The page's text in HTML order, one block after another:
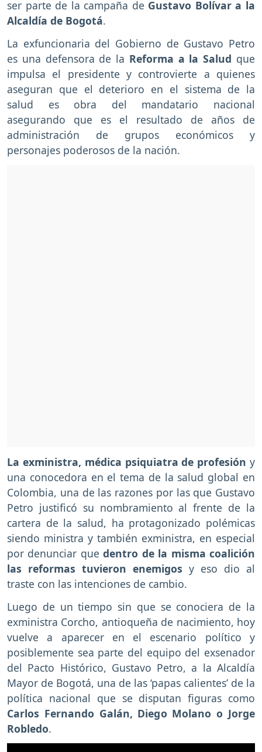
ser parte de la campaña de Gustavo Bolívar a la
Alcaldía de Bogotá.
La exfuncionaria del Gobierno de Gustavo Petro
es una defensora de la Reforma a la Salud que
impulsa el presidente y controvierte a quienes
aseguran que el deterioro en el sistema de la
salud es obra del mandatario nacional
asegurando que es el resultado de años de
administración de grupos económicos y
personajes poderosos de la nación.
La exministra, médica psiquiatra de profesión y
una conocedora en el tema de la salud global en
Colombia, una de las razones por las que Gustavo
Petro justificó su nombramiento al frente de la
cartera de la salud, ha protagonizado polémicas
siendo ministra y también exministra, en especial
por denunciar quedentro de la misma coalición
las reformas tuvieron enemigos y eso dio al
traste con las intenciones de cambio.
Luego de un tiempo sin que se conociera de la
exministra Corcho, antioqueña de nacimiento, hoy
vuelve a aparecer en el escenario político y
posiblemente sea parte del equipo del exsenador
del Pacto Histórico, Gustavo Petro, a la Alcaldía
Mayor de Bogotá, una de las ‘papas calientes’ de la
política nacional que se disputan figuras como
Carlos Fernando Galán, Diego Molano o Jorge
Robledo.